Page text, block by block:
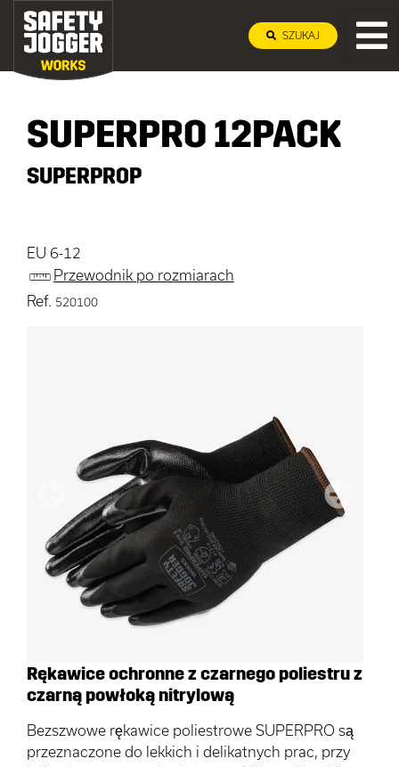
SZUKAJ
SUPERPRO 12PACK
SUPERPROP
EU 6-12
Przewodnik po rozmiarach
Ref. 520100
Poprzedni
Rękawice ochronne z czarnego poliestru z
czarną powłoką nitrylową
Bezszwowe rękawice poliestrowe SUPERPRO są
przeznaczone do lekkich i delikatnych prac, przy